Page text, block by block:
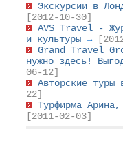
Экскурсии в
[2012-10-30]
AVS Travel -
и культуры →
Grand Travel
нужно здесь!
06-12]
Авторские туры
22]
Турфирма
[2011-02-03]